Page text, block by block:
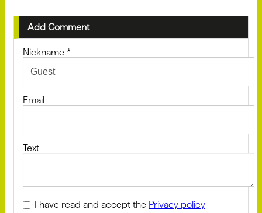
Add Comment
Nickname *
Email
Text
I have read and accept the Privacy policy